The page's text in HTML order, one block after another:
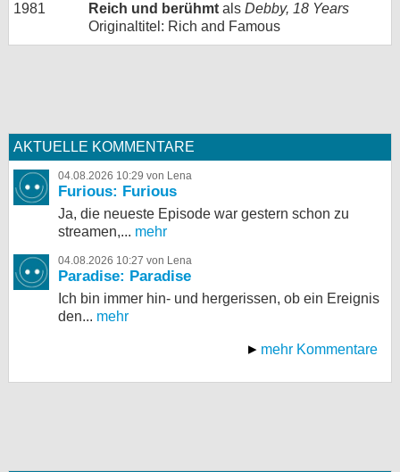
1981
Reich und berühmt als Debby, 18 Years
Originaltitel: Rich and Famous
AKTUELLE KOMMENTARE
04.08.2026 10:29 von Lena
Furious: Furious
Ja, die neueste Episode war gestern schon zu
streamen,... mehr
04.08.2026 10:27 von Lena
Paradise: Paradise
Ich bin immer hin- und hergerissen, ob ein Ereignis
den... mehr
mehr Kommentare